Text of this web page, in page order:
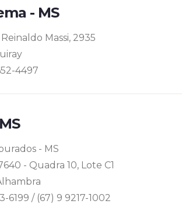
- MS
Massi, 2935
4497
- MS
- Quadra 10, Lote C1
6199 / (67) 9 9217-1002